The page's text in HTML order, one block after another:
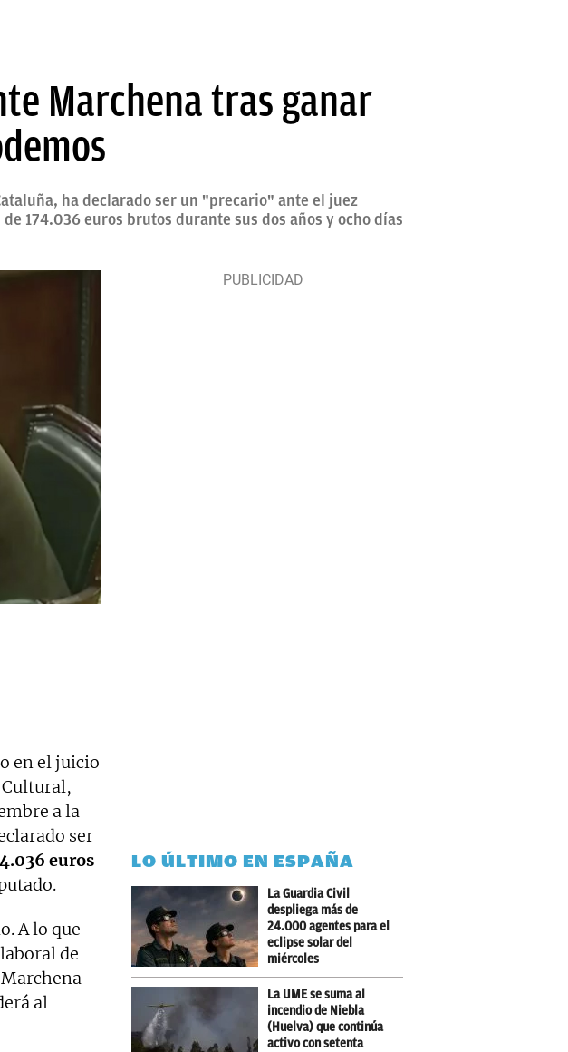
Marchena tras ganar
ha declarado ser un "precario" ante el juez
174.036 euros brutos durante sus dos años y ocho días
en el juicio
a la
ser
euros
A lo que
de
al
LO ÚLTIMO EN ESPAÑA
La Guardia Civil
despliega más de
24.000 agentes para el
eclipse solar del
miércoles
La UME se suma al
incendio de Niebla
(Huelva) que continúa
activo con setenta